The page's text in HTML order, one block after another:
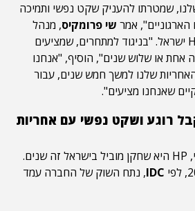
שמטרתו להעניק שקט נפשי ותמיכה
אמר שי פרומקיס, מנהל
תחום מחשוב אישי ב-HP ישראל. "בניגוד למתחרים, שמציעים
אחת או שלוש שנים", הוסיף, "אנחנו
שלנו למשך חמש שנים, עבור
שאנחנו מציעים".
רוגע ושקט נפשי עם אחריות
בתחום המחשוב העסקי, HP היא שחקן מוביל בישראל זה שנים.
IDC
, נתח השוק של החברה עמד